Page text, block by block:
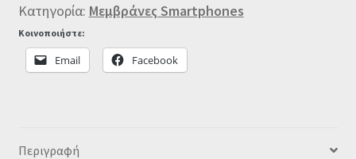
Κατηγορία: Μεμβράνες Smartphones
Κοινοποιήστε:
Email Facebook
Περιγραφή